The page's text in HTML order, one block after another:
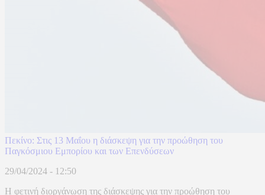
Πεκίνο: Στις 13 Μαΐου η διάσκεψη για την προώθηση του
Παγκόσμιου Εμπορίου και των Επενδύσεων
29/04/2024 - 12:50
H φετινή διοργάνωση της διάσκεψης για την προώθηση του